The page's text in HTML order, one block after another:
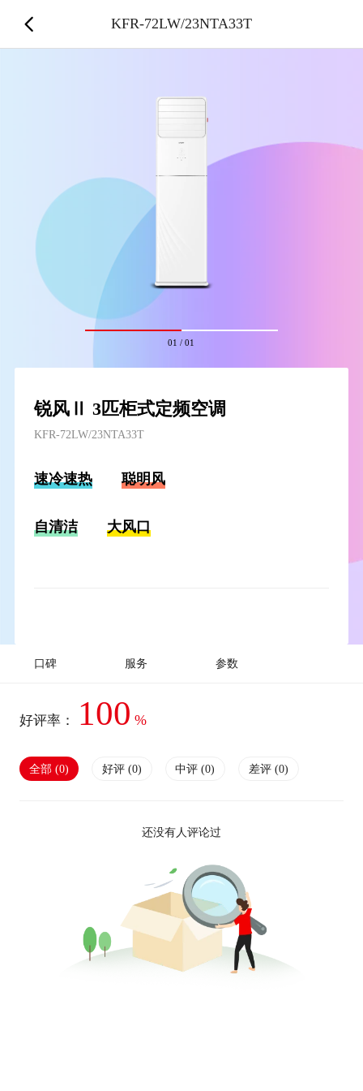
01 /01
锐风Ⅱ 3匹柜式定频空调
KFR-72LW/23NTA33T
速冷速热 聪明风
自清洁 大风口
口碑 服务 参数
好评率： 100 %
全部 (0) 好评 (0) 中评 (0) 差评 (0)
还没有人评论过
KFR-72LW/23NTA33T